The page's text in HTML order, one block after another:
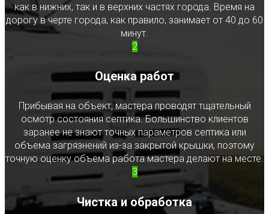
как в нижних, так и в верхних частях города. Время на
дорогу в черте города, как правило, занимает от 40 до 60
минут.
2
Оценка работ
Прибывая на объект, мастера проводят тщательный
осмотр состояния септика. Большинство клиентов
заранее не знают точных параметров септика или
объема загрязнений из-за закрытой крышки, поэтому
точную оценку объема работа мастера делают на месте.
3
Чистка и обработка